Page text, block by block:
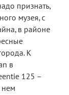
признать,
музея, с
в районе
К
в
125 –
нем